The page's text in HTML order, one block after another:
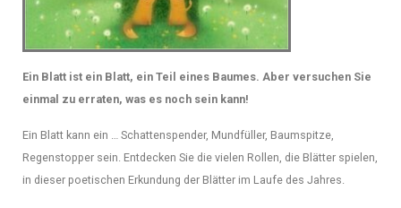
Ein Blatt ist ein Blatt, ein Teil eines Baumes. Aber versuchen Sie
einmal zu erraten, was es noch sein kann!
Ein Blatt kann ein … Schattenspender, Mundfüller, Baumspitze,
Regenstopper sein. Entdecken Sie die vielen Rollen, die Blätter spielen,
in dieser poetischen Erkundung der Blätter im Laufe des Jahres.